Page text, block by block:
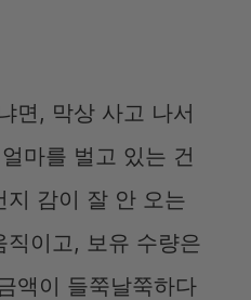
면, 막상 사고 나서
마를 벌고 있는 건
지 감이 잘 안 오는
직이고, 보유 수량은
액이 들쭉날쭉하다